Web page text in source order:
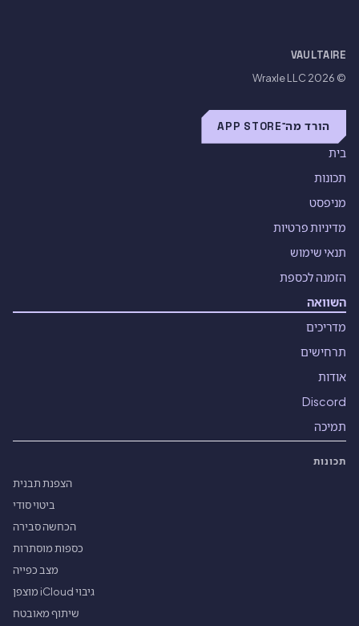
VAULTAIRE
© 2026
Wraxle LLC
הורד מה־APP STORE
בית
תכונות
מניפסט
מדיניות פרטיות
תנאי שימוש
הזמנה לכספת
השוואה
מדריכים
תרחישים
אודות
Discord
תמיכה
תכונות
הצפנת תבנית
ביטוי סודי
הכחשה סבירה
כספות מוסתרות
מצב כפייה
גיבוי iCloud מוצפן
שיתוף מאובטח